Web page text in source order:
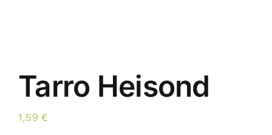
Tarro Heisond
1,59€